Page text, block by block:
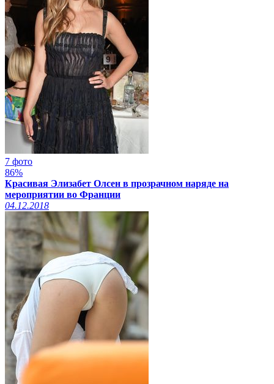
7 фото
86%
Красивая Элизабет Олсен в прозрачном наряде на
мероприятии во Франции
04.12.2018